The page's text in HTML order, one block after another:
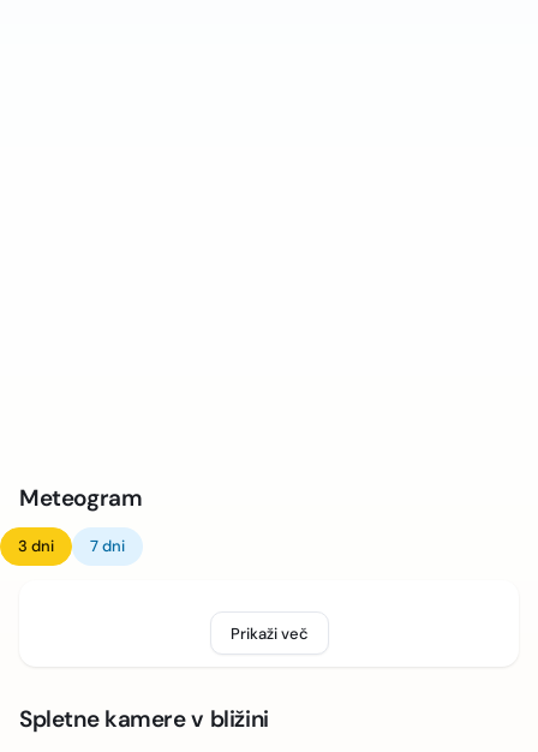
Meteogram
3 dni 7 dni
Prikaži več
Spletne kamere v bližini